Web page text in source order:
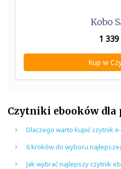
Kobo
1 339
Kup w
Czytniki ebooków dla
Dlaczego warto kupić czytnik
6 kroków do wyboru
Jak wybrać najlepszy czytnik